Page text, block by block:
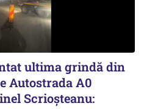
ultima grindă din
Autostrada A0
Scrioșteanu: